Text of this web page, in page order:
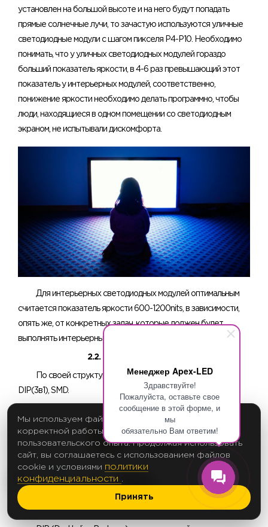
Менеджер Apex-LED
Здравствуйте!
Пожалуйста, оставьте свое
сообщение в этой форме, и
мы
обязательно Вам ответим!
установлен на большой высоте и на него будут попадать
прямые солнечные лучи, то зачастую используются уличные
светодиодные модули с шагом пикселя Р4-Р10. Необходимо
понимать, что у уличных светодиодных модулей гораздо
больший показатель яркости, в 4-6 раз превышающий этот
показатель у интерьерных модулей, соответственно,
понижение яркости необходимо делать программно, чтобы
люди, находящиеся в одном помещении со светодиодным
экраном, не испытывали дискомфорта.
Для интерьерных светодиодных модулей оптимальным
считается показатель яркости 600-1200nits, в зависимости,
опять же, от конкретных задач, которые должен будет
выполнять интерьерный светодиодный экран.
2.2. Виды светодиодов
По своей структуре диоды делятся на 3 подвида: DIP,
DIP(3в1), SMD.
Мы используем файлы cookie для обеспечения
корректной работы сайта и улучшения
пользовательского опыта. Продолжая использовать
сайт, вы соглашаетесь с использованием файлов
cookie и условиями политики
конфиденциальности
Принять